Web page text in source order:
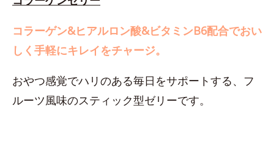
コラーゲン&ヒアルロン酸&ビタミンB6配合でおい
しく手軽にキレイをチャージ。
おやつ感覚でハリのある毎日をサポートする、フ
ルーツ風味のスティック型ゼリーです。